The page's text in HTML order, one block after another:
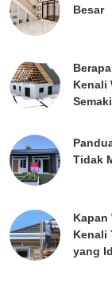
Besar
Kenali
Tidak
Kapan
Kenali
yang